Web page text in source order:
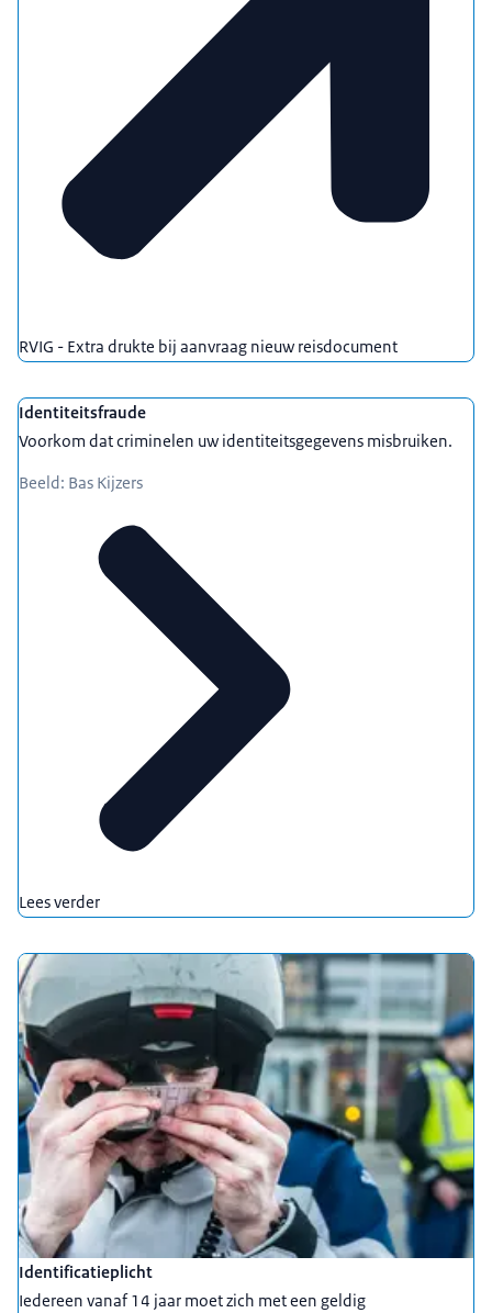
RVIG - Extra drukte bij aanvraag nieuw reisdocument
Identiteitsfraude
Voorkom dat criminelen uw identiteitsgegevens misbruiken.
Beeld: Bas Kijzers
Lees verder
Identificatieplicht
Iedereen vanaf 14 jaar moet zich met een geldig